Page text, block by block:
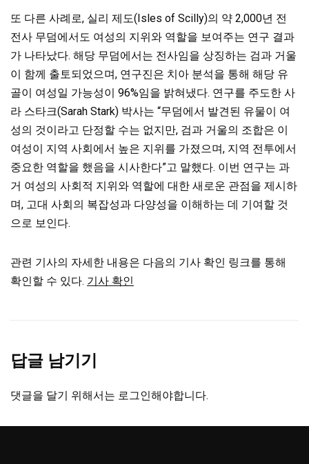
또 다른 사례로, 실리 제도(Isles of Scilly)의 약 2,000년 전
전사 무덤에서도 여성의 지위와 역할을 보여주는 연구 결과
가 나타났다. 해당 무덤에서는 전사임을 상징하는 검과 거울
이 함께 출토되었으며, 연구진은 치아 분석을 통해 해당 유
골이 여성일 가능성이 96%임을 밝혀냈다. 연구를 주도한 사
라 스타크(Sarah Stark) 박사는 “무덤에서 발견된 유물이 여
성의 것이라고 단정할 수는 없지만, 검과 거울의 조합은 이
여성이 지역 사회에서 높은 지위를 가졌으며, 지역 전투에서
중요한 역할을 했음을 시사한다”고 말했다. 이번 연구는 과
거 여성의 사회적 지위와 역할에 대한 새로운 관점을 제시하
며, 고대 사회의 복잡성과 다양성을 이해하는 데 기여할 것
으로 보인다.
관련 기사의 자세한 내용은 다음의 기사 확인 링크를 통해
확인할 수 있다. 기사 확인
답글 남기기
댓글을 달기 위해서는 로그인해야합니다.